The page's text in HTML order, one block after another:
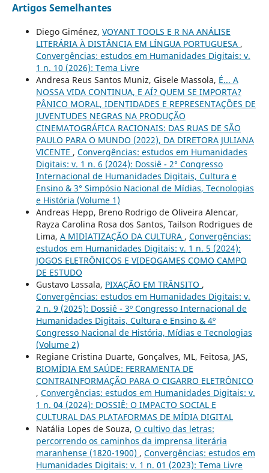
Artigos Semelhantes
Diego Giménez, VOYANT TOOLS E R NA ANÁLISE
LITERÁRIA À DISTÂNCIA EM LÍNGUA PORTUGUESA ,
Convergências: estudos em Humanidades Digitais: v.
1 n. 10 (2026): Tema Livre
Andresa Reus Santos Muniz, Gisele Massola, É... A
NOSSA VIDA CONTINUA, E AÍ? QUEM SE IMPORTA?
PÂNICO MORAL, IDENTIDADES E REPRESENTAÇÕES DE
JUVENTUDES NEGRAS NA PRODUÇÃO
CINEMATOGRÁFICA RACIONAIS: DAS RUAS DE SÃO
PAULO PARA O MUNDO (2022), DA DIRETORA JULIANA
VICENTE , Convergências: estudos em Humanidades
Digitais: v. 1 n. 6 (2024): Dossiê - 2° Congresso
Internacional de Humanidades Digitais, Cultura e
Ensino & 3° Simpósio Nacional de Mídias, Tecnologias
e História (Volume 1)
Andreas Hepp, Breno Rodrigo de Oliveira Alencar,
Rayza Carolina Rosa dos Santos, Tailson Rodrigues de
Lima, A MIDIATIZAÇÃO DA CULTURA , Convergências:
estudos em Humanidades Digitais: v. 1 n. 5 (2024):
JOGOS ELETRÔNICOS E VIDEOGAMES COMO CAMPO
DE ESTUDO
Gustavo Lassala, PIXAÇÃO EM TRÂNSITO ,
Convergências: estudos em Humanidades Digitais: v.
2 n. 9 (2025): Dossiê - 3º Congresso Internacional de
Humanidades Digitais, Cultura e Ensino & 4º
Congresso Nacional de História, Mídias e Tecnologias
(Volume 2)
Regiane Cristina Duarte, Gonçalves, ML, Feitosa, JAS,
BIOMÍDIA EM SAÚDE: FERRAMENTA DE
CONTRAINFORMAÇÃO PARA O CIGARRO ELETRÔNICO
, Convergências: estudos em Humanidades Digitais: v.
1 n. 04 (2024): DOSSIÊ: O IMPACTO SOCIAL E
CULTURAL DAS PLATAFORMAS DE MÍDIA DIGITAL
Natália Lopes de Souza, O cultivo das letras:
percorrendo os caminhos da imprensa literária
maranhense (1820-1900) , Convergências: estudos em
Humanidades Digitais: v. 1 n. 01 (2023): Tema Livre